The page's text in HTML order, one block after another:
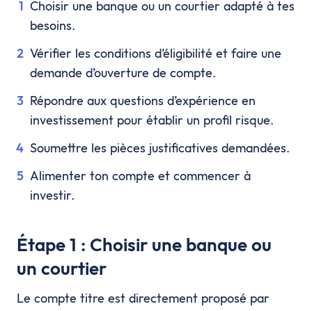
Choisir une banque ou un courtier adapté à tes
besoins.
Vérifier les conditions d’éligibilité et faire une
demande d’ouverture de compte.
Répondre aux questions d’expérience en
investissement pour établir un profil risque.
Soumettre les pièces justificatives demandées.
Alimenter ton compte et commencer à
investir.
Étape 1 : Choisir une banque ou
un courtier
Le compte titre est directement proposé par